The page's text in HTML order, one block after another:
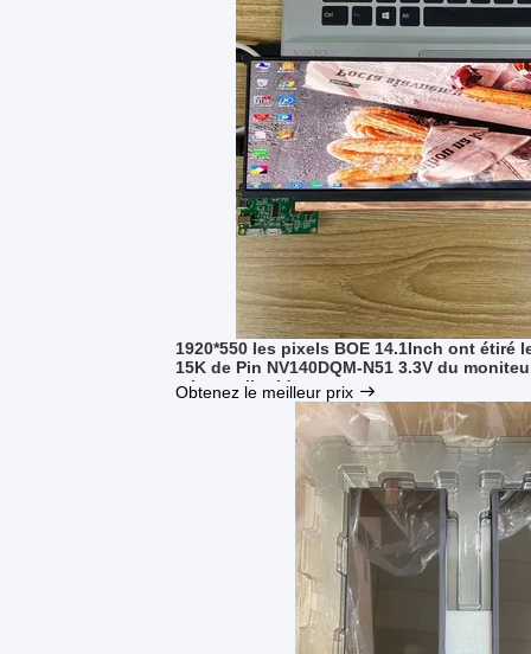
1920*550 les pixels BOE 14.1Inch ont étiré
15K de Pin NV140DQM-N51 3.3V du
cristaux liquides
Obtenez le meilleur prix